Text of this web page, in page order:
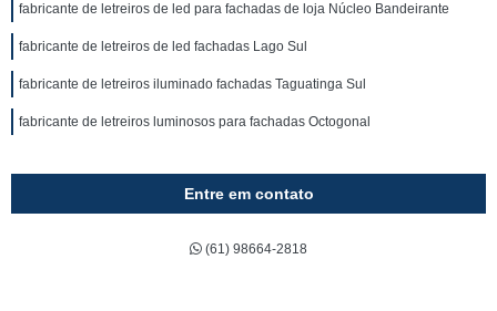
fabricante de letreiros de led para fachadas de loja Núcleo Bandeirante
fabricante de letreiros de led fachadas Lago Sul
fabricante de letreiros iluminado fachadas Taguatinga Sul
fabricante de letreiros luminosos para fachadas Octogonal
Entre em contato
(61) 98664-2818